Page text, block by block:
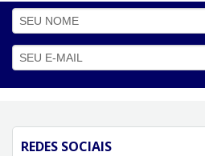
REDES SOCIAIS